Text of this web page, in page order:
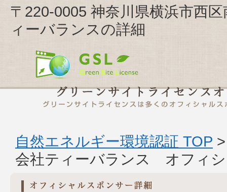
〒220-0005 神奈川県横浜市西
ィーバランスの詳細
自然エネルギー環境認証 TOP
会社ティーバランス オフィ